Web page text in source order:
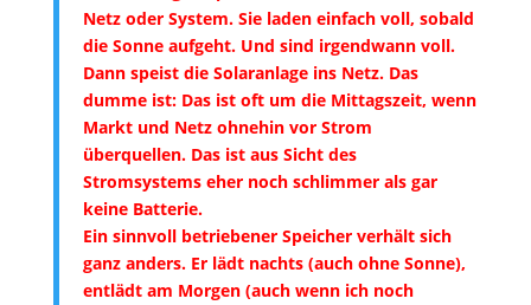
Netz oder System. Sie laden einfach voll, sobald
die Sonne aufgeht. Und sind irgendwann voll.
Dann speist die Solaranlage ins Netz. Das
dumme ist: Das ist oft um die Mittagszeit, wenn
Markt und Netz ohnehin vor Strom
überquellen. Das ist aus Sicht des
Stromsystems eher noch schlimmer als gar
keine Batterie.
Ein sinnvoll betriebener Speicher verhält sich
ganz anders. Er lädt nachts (auch ohne Sonne),
entlädt am Morgen (auch wenn ich noch